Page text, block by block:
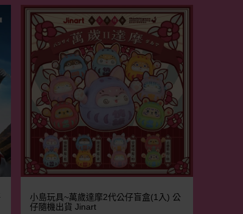
小島玩具~萬歲達摩2代公仔盲盒(1入) 公
仔隨機出貨 Jinart